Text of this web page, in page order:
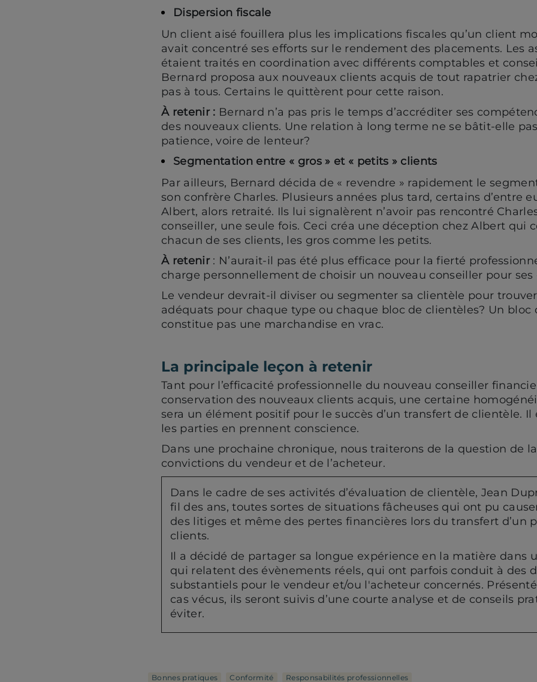
Dispersion fiscale
Un client aisé fouillera plus les implications fiscales qu’un client
avait concentré ses efforts sur le rendement des placements. Les
étaient traités en coordination avec différents comptables et
Bernard proposa aux nouveaux clients acquis de tout rapatrier
pas à tous. Certains le quittèrent pour cette raison.
À retenir : Bernard n’a pas pris le temps d’accréditer ses
des nouveaux clients. Une relation à long terme ne se bâtit-elle
patience, voire de lenteur?
Segmentation entre « gros » et « petits » clients
Par ailleurs, Bernard décida de « revendre » rapidement le
son confrère Charles. Plusieurs années plus tard, certains d’entre
Albert, alors retraité. Ils lui signalèrent n’avoir pas rencontré
conseiller, une seule fois. Ceci créa une déception chez Albert qui
chacun de ses clients, les gros comme les petits.
À retenir: N’aurait-il pas été plus efficace pour la fierté
charge personnellement de choisir un nouveau conseiller pour ses
Le vendeur devrait-il diviser ou segmenter sa clientèle pour
adéquats pour chaque type ou chaque bloc de clientèles? Un bloc
constitue pas une marchandise en vrac.
La principale leçon à retenir
Tant pour l’efficacité professionnelle du nouveau conseiller
conservation des nouveaux clients acquis, une certaine
sera un élément positif pour le succès d’un transfert de clientèle.
les parties en prennent conscience.
Dans une prochaine chronique, nous traiterons de la question de
convictions du vendeur et de l’acheteur.
Dans le cadre de ses activités d’évaluation de clientèle, Jean
fil des ans, toutes sortes de situations fâcheuses qui ont pu
des litiges et même des pertes financières lors du transfert d’un
clients.
Il a décidé de partager sa longue expérience en la matière dans
qui relatent des évènements réels, qui ont parfois conduit à des
substantiels pour le vendeur et/ou l'acheteur concernés.
cas vécus, ils seront suivis d’une courte analyse et de conseils
éviter.
Bonnes pratiques Conformité Responsabilités professionnelles